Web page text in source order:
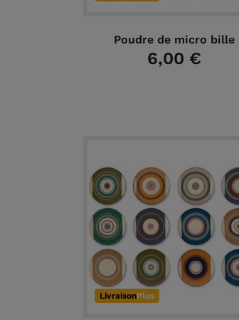
Poudre de micro bille
6,00 €
LivraisonPlus